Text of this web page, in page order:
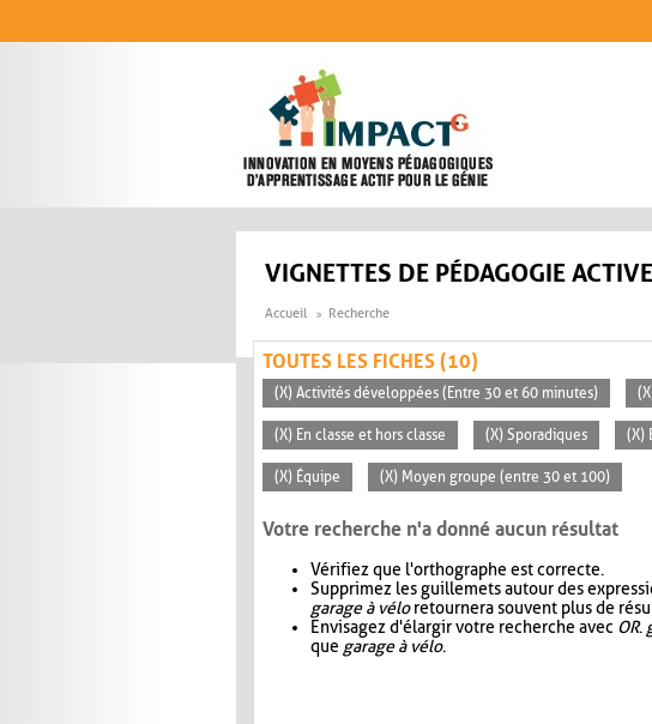
VIGNETTES DE PÉDAGOGIE ACTIVE
Accueil Recherche
TOUTES LES FICHES (10)
(X) Activités développées (Entre 30 et 60 minutes)
(X) En classe et hors classe (X) Sporadiques (X)
(X) Équipe (X) Moyen groupe (entre 30 et 100)
Votre recherche n'a donné aucun résultat
Vérifiez que l'orthographe est correcte.
Supprimez les guillemets autour des
garage à véloretournera souvent plus de
Envisagez d'élargir votre recherche avec OR.
que garage à vélo.